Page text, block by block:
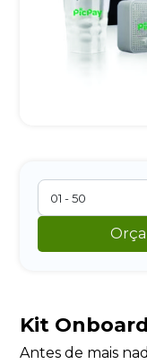
Kit
Antes de mais